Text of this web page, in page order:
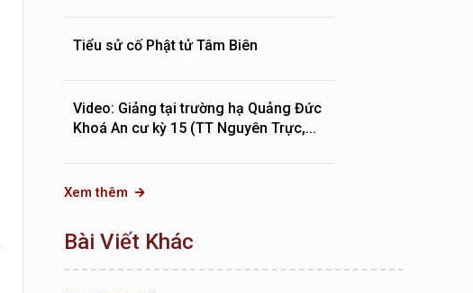
Tiểu sử cố Phật tử Tâm Biên
Video: Giảng tại trường hạ Quảng Đức
Khoá An cư kỳ 15 (TT Nguyên Trực,...
Xem thêm
Bài Viết Khác